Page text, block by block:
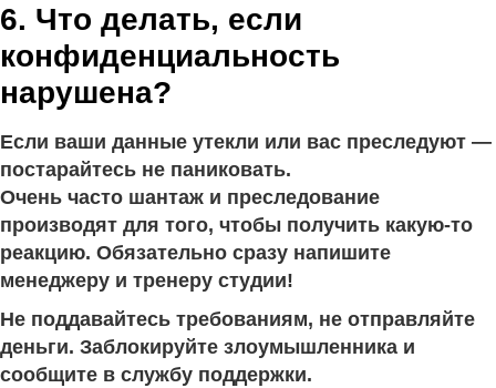
6. Что делать, если
конфиденциальность
нарушена?
Если ваши данные утекли или вас преследуют —
постарайтесь не паниковать.
Очень часто шантаж и преследование
производят для того, чтобы получить какую-то
реакцию. Обязательно сразу напишите
менеджеру и тренеру студии!
Не поддавайтесь требованиям, не отправляйте
деньги. Заблокируйте злоумышленника и
сообщите в службу поддержки.